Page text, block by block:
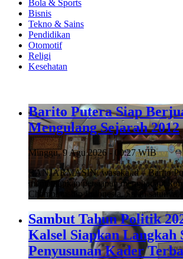
Bola & Sports
Bisnis
Tekno & Sains
Pendidikan
Otomotif
Religi
Kesehatan
Barito Putera Siap
Mengulang Sejarah 2012
Minggu, 9 Agu 2026 - 00:27 WIB
BANJARMASIN, wasaka.id – Barito
memantapkan persiapan menghadapi
Championship Indonesia. Salah satunya…
Sambut Tahun Politik
Kalsel Siapkan Langkah
Penyusunan Kader